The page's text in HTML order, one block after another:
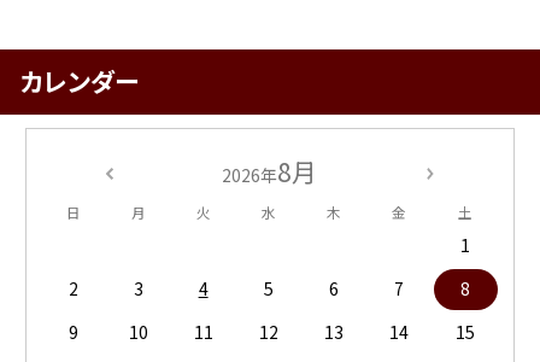
カレンダー
2026年8月
日 月 火 水 木 金 土
1
2
3 4 5 6 7
8
9
10 11 12 13 14
15